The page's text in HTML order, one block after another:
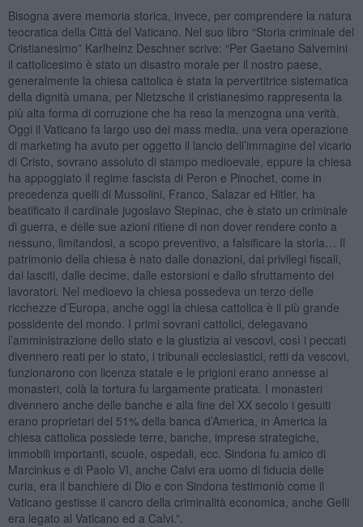
Bisogna avere memoria storica, invece, per comprendere la natura
teocratica della Città del Vaticano. Nel suo libro “Storia criminale del
Cristianesimo” Karlheinz Deschner scrive: “Per Gaetano Salvemini
il cattolicesimo è stato un disastro morale per il nostro paese,
generalmente la chiesa cattolica è stata la pervertitrice sistematica
della dignità umana, per Nietzsche il cristianesimo rappresenta la
più alta forma di corruzione che ha reso la menzogna una verità.
Oggi il Vaticano fa largo uso dei mass media, una vera operazione
di marketing ha avuto per oggetto il lancio dell’immagine del vicario
di Cristo, sovrano assoluto di stampo medioevale, eppure la chiesa
ha appoggiato il regime fascista di Peron e Pinochet, come in
precedenza quelli di Mussolini, Franco, Salazar ed Hitler, ha
beatificato il cardinale jugoslavo Stepinac, che è stato un criminale
di guerra, e delle sue azioni ritiene di non dover rendere conto a
nessuno, limitandosi, a scopo preventivo, a falsificare la storia… Il
patrimonio della chiesa è nato dalle donazioni, dai privilegi fiscali,
dai lasciti, dalle decime, dalle estorsioni e dallo sfruttamento dei
lavoratori. Nel medioevo la chiesa possedeva un terzo delle
ricchezze d’Europa, anche oggi la chiesa cattolica è il più grande
possidente del mondo. I primi sovrani cattolici, delegavano
l’amministrazione dello stato e la giustizia ai vescovi, così i peccati
divennero reati per lo stato, i tribunali ecclesiastici, retti da vescovi,
funzionarono con licenza statale e le prigioni erano annesse ai
monasteri, colà la tortura fu largamente praticata. I monasteri
divennero anche delle banche e alla fine del XX secolo i gesuiti
erano proprietari del 51% della banca d’America, in America la
chiesa cattolica possiede terre, banche, imprese strategiche,
immobili importanti, scuole, ospedali, ecc. Sindona fu amico di
Marcinkus e di Paolo VI, anche Calvi era uomo di fiducia delle
curia, era il banchiere di Dio e con Sindona testimoniò come il
Vaticano gestisse il cancro della criminalità economica, anche Gelli
era legato al Vaticano ed a Calvi.”.